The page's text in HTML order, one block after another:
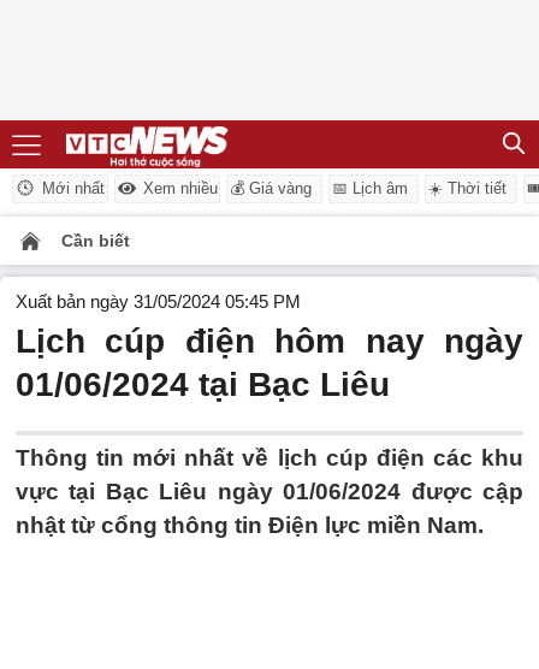
Mới nhất Xem nhiều 💰 Giá vàng 📅 Lịch âm ☀️ Thời tiết
Cần biết
Xuất bản ngày 31/05/2024 05:45 PM
Lịch cúp điện hôm nay ngày
01/06/2024 tại Bạc Liêu
Thông tin mới nhất về lịch cúp điện các khu
vực tại Bạc Liêu ngày 01/06/2024 được cập
nhật từ cổng thông tin Điện lực miền Nam.